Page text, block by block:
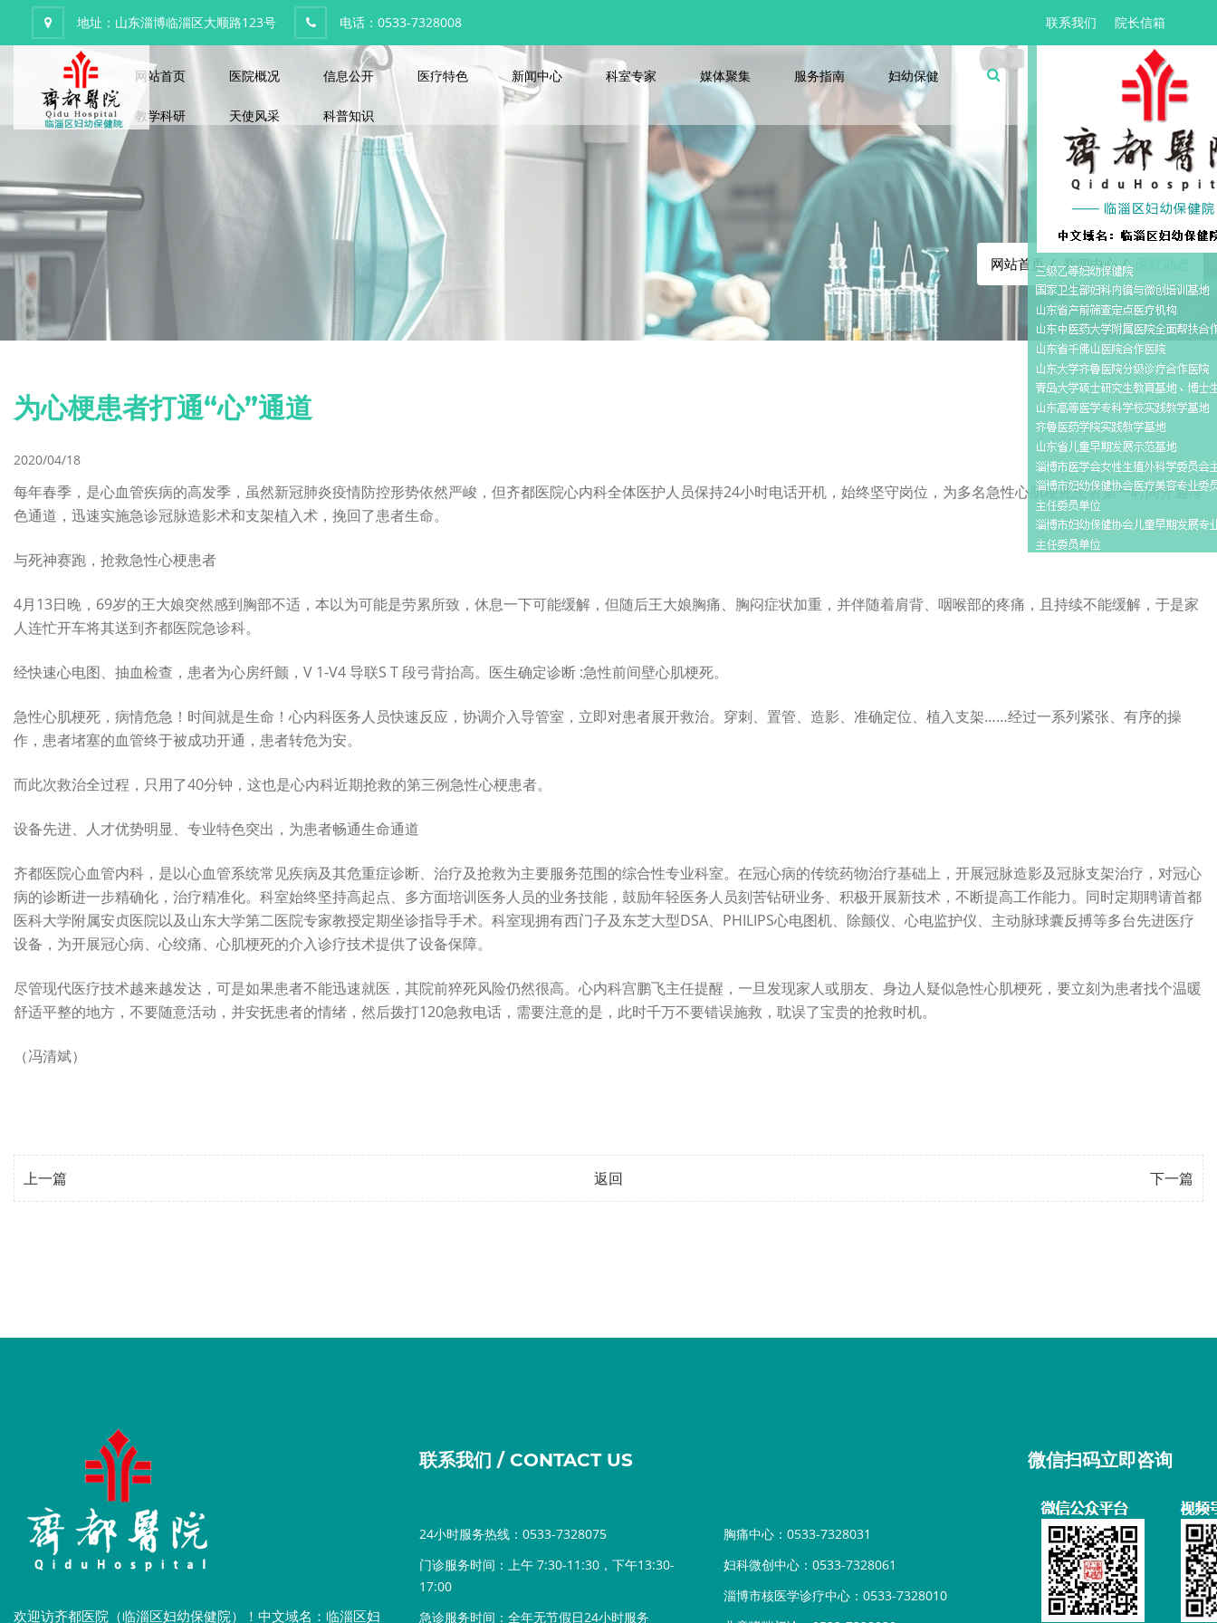
地址：山东淄博临淄区大顺路123号 电话：0533-7328008 联系我们 院长信箱
网站首页 医院概况 信息公开 医疗特色 新闻中心 科室专家 媒体聚集 服务指南 妇幼保健
教学科研 天使风采 科普知识
医院动态
网站首页 新闻中心 医院动态
为心梗患者打通“心”通道
2020/04/18
每年春季，是心血管疾病的高发季，虽然新冠肺炎疫情防控形势依然严峻，但齐都医院心内科全体医护人员保持24小时电话开机，始终坚守岗位，为多名急性心肌梗死患者第一时间开通绿
色通道，迅速实施急诊冠脉造影术和支架植入术，挽回了患者生命。
与死神赛跑，抢救急性心梗患者
4月13日晚，69岁的王大娘突然感到胸部不适，本以为可能是劳累所致，休息一下可能缓解，但随后王大娘胸痛、胸闷症状加重，并伴随着肩背、咽喉部的疼痛，且持续不能缓解，于是家
人连忙开车将其送到齐都医院急诊科。
经快速心电图、抽血检查，患者为心房纤颤，V 1-V4 导联S T 段弓背抬高。医生确定诊断 :急性前间壁心肌梗死。
急性心肌梗死，病情危急！时间就是生命！心内科医务人员快速反应，协调介入导管室，立即对患者展开救治。穿刺、置管、造影、准确定位、植入支架……经过一系列紧张、有序的操
作，患者堵塞的血管终于被成功开通，患者转危为安。
而此次救治全过程，只用了40分钟，这也是心内科近期抢救的第三例急性心梗患者。
设备先进、人才优势明显、专业特色突出，为患者畅通生命通道
齐都医院心血管内科，是以心血管系统常见疾病及其危重症诊断、治疗及抢救为主要服务范围的综合性专业科室。在冠心病的传统药物治疗基础上，开展冠脉造影及冠脉支架治疗，对冠心
病的诊断进一步精确化，治疗精准化。科室始终坚持高起点、多方面培训医务人员的业务技能，鼓励年轻医务人员刻苦钻研业务、积极开展新技术，不断提高工作能力。同时定期聘请首都
医科大学附属安贞医院以及山东大学第二医院专家教授定期坐诊指导手术。科室现拥有西门子及东芝大型DSA、PHILIPS心电图机、除颤仪、心电监护仪、主动脉球囊反搏等多台先进医疗
设备，为开展冠心病、心绞痛、心肌梗死的介入诊疗技术提供了设备保障。
尽管现代医疗技术越来越发达，可是如果患者不能迅速就医，其院前猝死风险仍然很高。心内科宫鹏飞主任提醒，一旦发现家人或朋友、身边人疑似急性心肌梗死，要立刻为患者找个温暖
舒适平整的地方，不要随意活动，并安抚患者的情绪，然后拨打120急救电话，需要注意的是，此时千万不要错误施救，耽误了宝贵的抢救时机。
（冯清斌）
上一篇 返回 下一篇
欢迎访齐都医院（临淄区妇幼保健院）！中文域名：临淄区妇
联系我们 / CONTACT US
24小时服务热线：0533-7328075
门诊服务时间：上午 7:30-11:30，下午13:30-
17:00
急诊服务时间：全年无节假日24小时服务
胸痛中心：0533-7328031
妇科微创中心：0533-7328061
淄博市核医学诊疗中心：0533-7328010
微信扫码立即咨询